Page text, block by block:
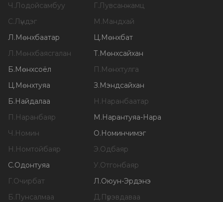
Ч.Лодойсамбуу Г.Лувсанжамц
С.Лүндэг М.Мандхай
Л.Мөнхбаатар Ц.Мөнхбат
Л.Мөнхбаясгалан Т.Мөнхсайхан
Б.Мөнхсоёл П.Мөнхтулга
Ц.Мөнхтуяа З.Мэндсайхан
Б.Найдалаа Н.Наранбаатар
П.Наранбаяр М.Нарантуяа-Нара
Ч.Номин О.Номинчимэг
Н.Номтойбаяр Э.Одбаяр
С.Одонтуяа У.Отгонбаяр
Г.Очирбат Л.Оюун-Эрдэнэ
Б.Пунсалмаа Д.Пүрэвдаваа